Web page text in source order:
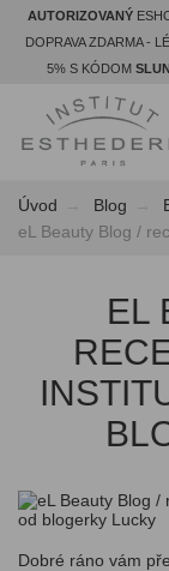
AUTORIZOVANÝ
DOPRAVA ZDARMA -
5% S KÓDOM
Úvod Blog
eL Beauty Blog /
EL
Dobré ráno vám